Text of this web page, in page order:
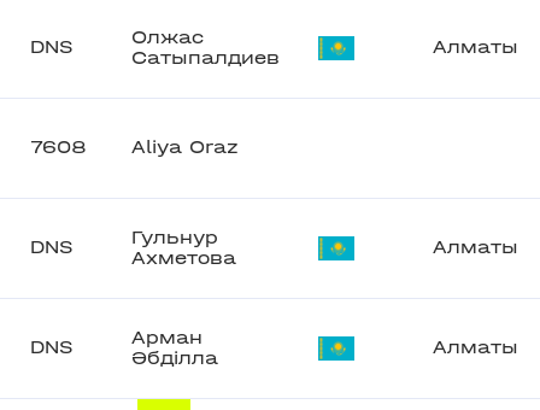
DNS
Олжас
Сатыпалдиев
Алматы
7608 Aliya Oraz
DNS
Гульнур
Ахметова
Алматы
DNS
Арман
Әбділла
Алматы